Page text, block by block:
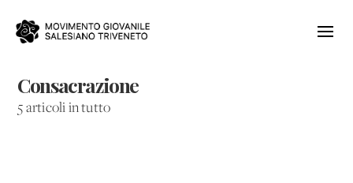
Consacrazione
5 articoli in tutto